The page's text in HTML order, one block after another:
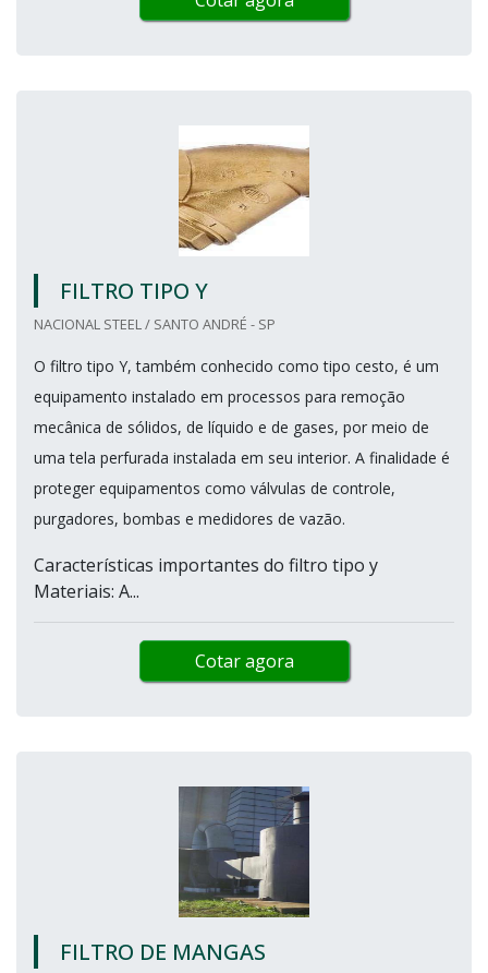
FILTRO TIPO Y
NACIONAL STEEL / SANTO ANDRÉ - SP
O filtro tipo Y, também conhecido como tipo cesto, é um
equipamento instalado em processos para remoção
mecânica de sólidos, de líquido e de gases, por meio de
uma tela perfurada instalada em seu interior. A finalidade é
proteger equipamentos como válvulas de controle,
purgadores, bombas e medidores de vazão.
Características importantes do filtro tipo y
Materiais: A...
Cotar agora
FILTRO DE MANGAS